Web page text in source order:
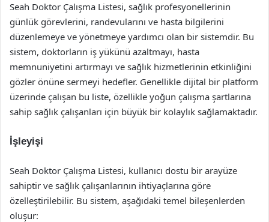
Seah Doktor Çalışma Listesi, sağlık profesyonellerinin
günlük görevlerini, randevularını ve hasta bilgilerini
düzenlemeye ve yönetmeye yardımcı olan bir sistemdir. Bu
sistem, doktorların iş yükünü azaltmayı, hasta
memnuniyetini artırmayı ve sağlık hizmetlerinin etkinliğini
gözler önüne sermeyi hedefler. Genellikle dijital bir platform
üzerinde çalışan bu liste, özellikle yoğun çalışma şartlarına
sahip sağlık çalışanları için büyük bir kolaylık sağlamaktadır.
İşleyişi
Seah Doktor Çalışma Listesi, kullanıcı dostu bir arayüze
sahiptir ve sağlık çalışanlarının ihtiyaçlarına göre
özelleştirilebilir. Bu sistem, aşağıdaki temel bileşenlerden
oluşur: